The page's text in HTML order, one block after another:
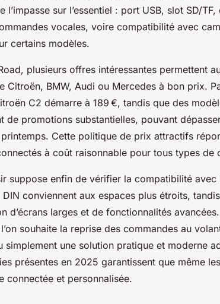
l’impasse sur l’essentiel : port USB, slot SD/
vocales, voire compatibilité avec
certains modèles.
plusieurs offres intéressantes permettent
Citroën, BMW, Audi ou Mercedes à bon prix.
C2 démarre à 189 €, tandis que des
de promotions substantielles, pouvant
Cette politique de prix attractifs
à coût raisonnable pour tous types de
suppose enfin de vérifier la compatibilité
DIN conviennent aux espaces plus étroits,
d’écrans larges et de fonctionnalités
souhaite la reprise des commandes au
simplement une solution pratique et moderne
présentes en 2025 garantissent que même
connectée et personnalisée.